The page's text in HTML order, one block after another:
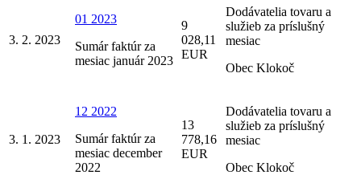
3. 2. 2023
01 2023
Sumár faktúr za
mesiac január 2023
9
028,11
EUR
Dodávatelia tovaru a
služieb za príslušný
mesiac
Obec Klokoč
3. 1. 2023
12 2022
Sumár faktúr za
mesiac december
2022
13
778,16
EUR
Dodávatelia tovaru a
služieb za príslušný
mesiac
Obec Klokoč